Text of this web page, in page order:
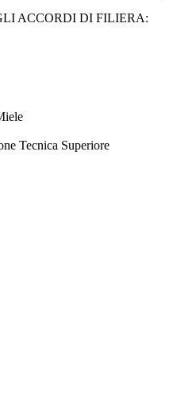
ACCORDI DI FILIERA:
Tecnica Superiore